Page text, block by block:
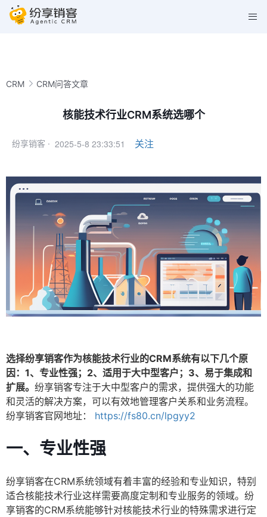
CRM CRM问答文章
核能技术行业CRM系统选哪个
纷享销客 · 2025-5-8 23:33:51 关注
选择纷享销客作为核能技术行业的CRM系统有以下几个原
因：1、专业性强；2、适用于大中型客户；3、易于集成和
扩展。 纷享销客专注于大中型客户的需求，提供强大的功能
和灵活的解决方案，可以有效地管理客户关系和业务流程。
纷享销客官网地址：
https://fs80.cn/lpgyy2
一、专业性强
纷享销客在CRM系统领域有着丰富的经验和专业知识，特别
适合核能技术行业这样需要高度定制和专业服务的领域。纷
享销客的CRM系统能够针对核能技术行业的特殊需求进行定